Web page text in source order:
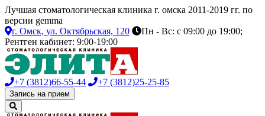
Лучшая стоматологическая клиника г. омска 2011-2019 гг. по
версии gemma
г. Омск, ул. Октябрьская, 120
Пн - Вс: с 09:00 до 19:00;
Рентген кабинет: 9:00-19:00
+7 (3812)66-55-44 +7 (3812)25-25-85
Запись на прием